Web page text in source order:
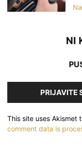
NI
PRIJAVITE
This site uses Akismet
comment data is